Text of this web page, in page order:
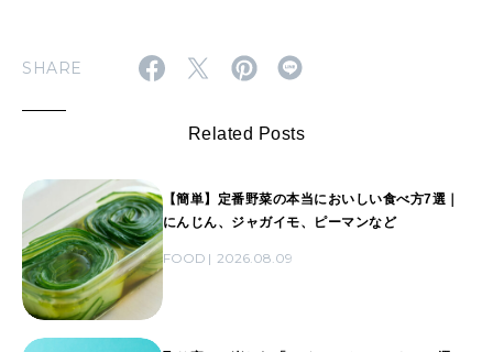
SHARE
Related Posts
【簡単】定番野菜の本当においしい食べ方7選｜
にんじん、ジャガイモ、ピーマンなど
FOOD 2026.08.09